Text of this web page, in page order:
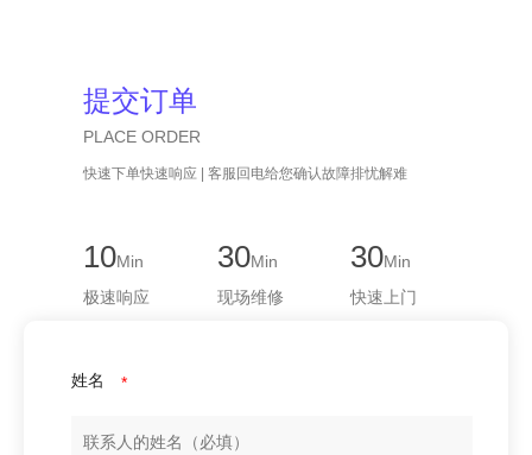
提交订单
PLACE ORDER
快速下单快速响应 | 客服回电给您确认故障排忧解难
10Min
极速响应
30Min
现场维修
30Min
快速上门
姓名 *